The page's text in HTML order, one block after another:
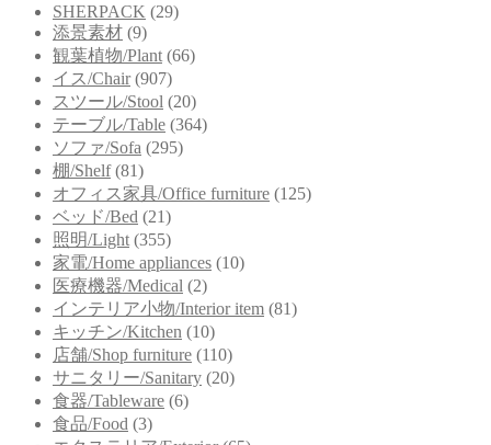
SHERPACK (29)
添景素材 (9)
観葉植物/Plant (66)
イス/Chair (907)
スツール/Stool (20)
テーブル/Table (364)
ソファ/Sofa (295)
棚/Shelf (81)
オフィス家具/Office furniture (125)
ベッド/Bed (21)
照明/Light (355)
家電/Home appliances (10)
医療機器/Medical (2)
インテリア小物/Interior item (81)
キッチン/Kitchen (10)
店舗/Shop furniture (110)
サニタリー/Sanitary (20)
食器/Tableware (6)
食品/Food (3)